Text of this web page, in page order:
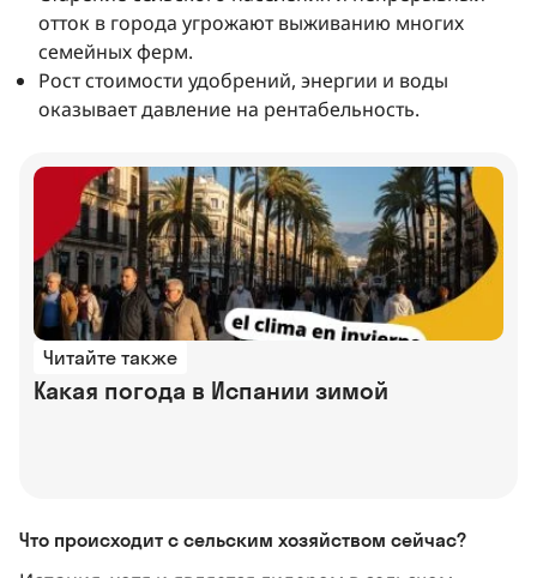
отток в города угрожают выживанию многих
семейных ферм.
Рост стоимости удобрений, энергии и воды
оказывает давление на рентабельность.
Читайте также
Какая погода в Испании зимой
Что происходит с сельским хозяйством сейчас?